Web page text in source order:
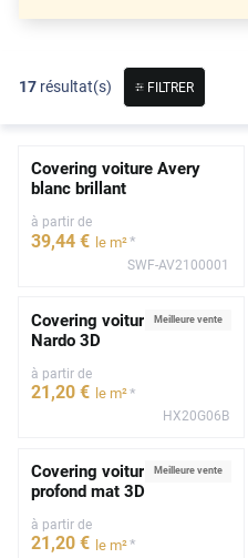
17 résultat(s) FILTRER
Covering voiture Avery
blanc brillant
à partir de
39,44 € le m²*
SWF-AV2100001
Meilleure vente
Covering voiture gris
Nardo 3D
à partir de
21 ,20 € le m²*
HX20G06B
Meilleure vente
Covering voiture noir
profond mat 3D
à partir de
21 ,20 € le m²*